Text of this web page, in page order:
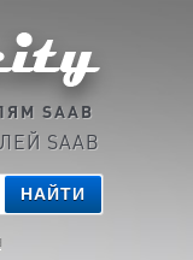
SAAB
SAAB
НАЙТИ